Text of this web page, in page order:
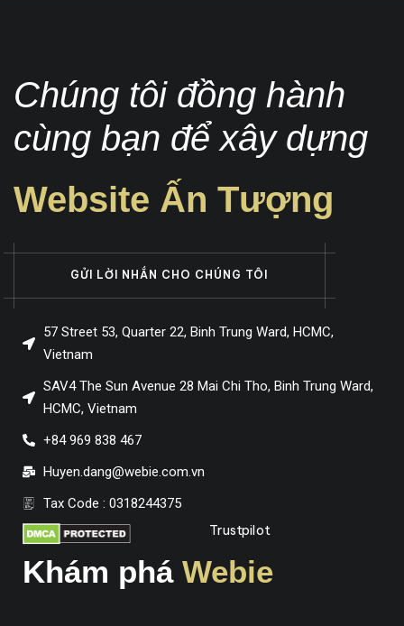
Chúng tôi đồng hành
cùng bạn để xây dựng
Website Ấn Tượng
GỬI LỜI NHẮN CHO CHÚNG TÔI
57 Street 53, Quarter 22, Binh Trung Ward, HCMC,
Vietnam
SAV4 The Sun Avenue 28 Mai Chi Tho, Binh Trung Ward,
HCMC, Vietnam
+84 969 838 467
Huyen.dang@webie.com.vn
Tax Code : 0318244375
Trustpilot
Khám phá Webie